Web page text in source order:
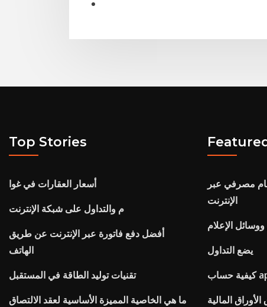
Top Stories
أسعار العقارات في غوا
م والتداول على شبكة الإنترنت
أفضل دفع فاتورة عبر الإنترنت عن طريق
الهاتف
تقنيات توليد الطاقة في المستقبل
ما هي الخاصية المميزة الأساسية لعقد الالتصاق
مصرفي عبر
الإنترنت
الإعلام
يضع التداول
المالية